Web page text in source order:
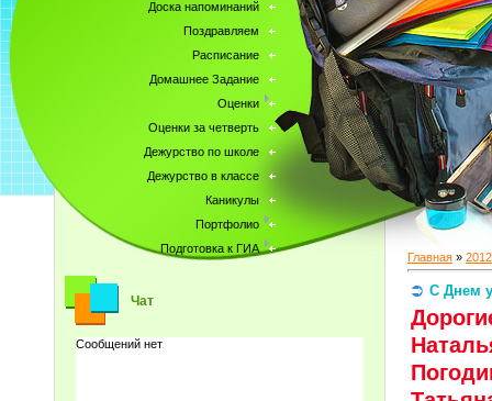
Доска напоминаний
Поздравляем
Расписание
Домашнее Задание
Оценки
Оценки за четверть
Дежурство по школе
Дежурство в классе
Каникулы
Портфолио
Подготовка к ГИА
Чат
Главная » 2012
С Днем